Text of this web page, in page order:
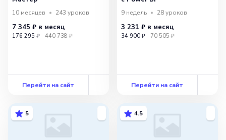
10 месяцев 243 уроков
7 345 ₽ в месяц
176 295 ₽ 440 738 ₽
Перейти на сайт
9 недель 28уроков
3 231 ₽ в месяц
34 900 ₽ 70 505 ₽
Перейти на сайт
5 4.5